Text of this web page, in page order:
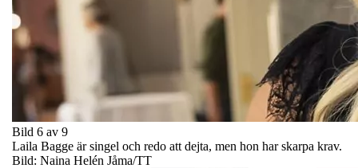
Bild 6 av 9
Laila Bagge är singel och redo att dejta, men hon har skarpa krav.
Bild: Naina Helén Jåma/TT